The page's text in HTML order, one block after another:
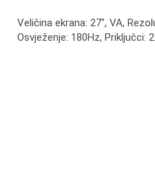
Veličina ekrana: 27", VA,
Osvježenje: 180Hz, Priključci: